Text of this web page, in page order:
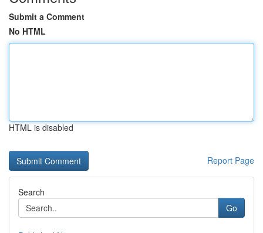
Submit a Comment
No HTML
HTML is disabled
Report Page
Search
Go